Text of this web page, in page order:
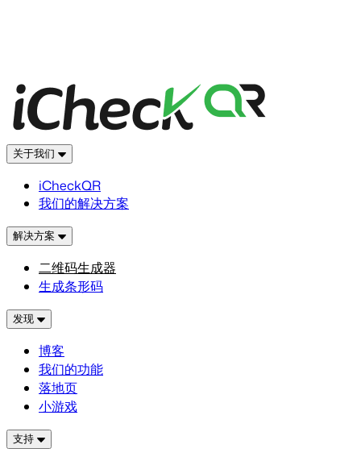
关于我们
iCheckQR
我们的解决方案
解决方案
二维码生成器
生成条形码
发现
博客
我们的功能
落地页
小游戏
支持